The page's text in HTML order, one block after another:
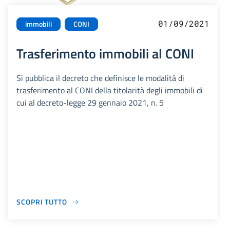
immobili CONI 01/09/2021
Trasferimento immobili al CONI
Si pubblica il decreto che definisce le modalità di
trasferimento al CONI della titolarità degli immobili di
cui al decreto-legge 29 gennaio 2021, n. 5
SCOPRI TUTTO